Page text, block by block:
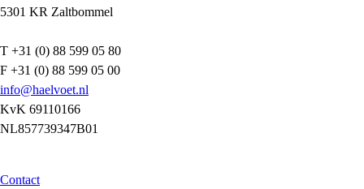
5301 KR Zaltbommel
T +31 (0) 88 599 05 80
F +31 (0) 88 599 05 00
info@haelvoet.nl
KvK 69110166
NL857739347B01
Contact